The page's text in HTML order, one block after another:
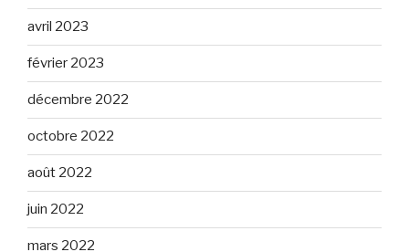
avril 2023
février 2023
décembre 2022
octobre 2022
août 2022
juin 2022
mars 2022